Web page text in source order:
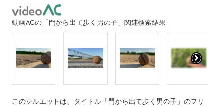
動画ACの「門から出て歩く男の子」関連検索結果
このシルエットは、タイトル「門から出て歩く男の子」のフリ